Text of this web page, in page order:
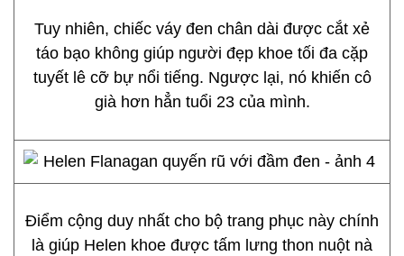
Tuy nhiên, chiếc váy đen chân dài được cắt xẻ
táo bạo không giúp người đẹp khoe tối đa cặp
tuyết lê cỡ bự nổi tiếng. Ngược lại, nó khiến cô
già hơn hẳn tuổi 23 của mình.
Điểm cộng duy nhất cho bộ trang phục này chính
là giúp Helen khoe được tấm lưng thon nuột nà